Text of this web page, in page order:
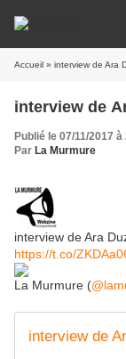
Accueil » interview de Ara
interview de
Publié le 07/11/2017 à
Par La Murmure
interview de Ara
https://t.co/
La Murmure (